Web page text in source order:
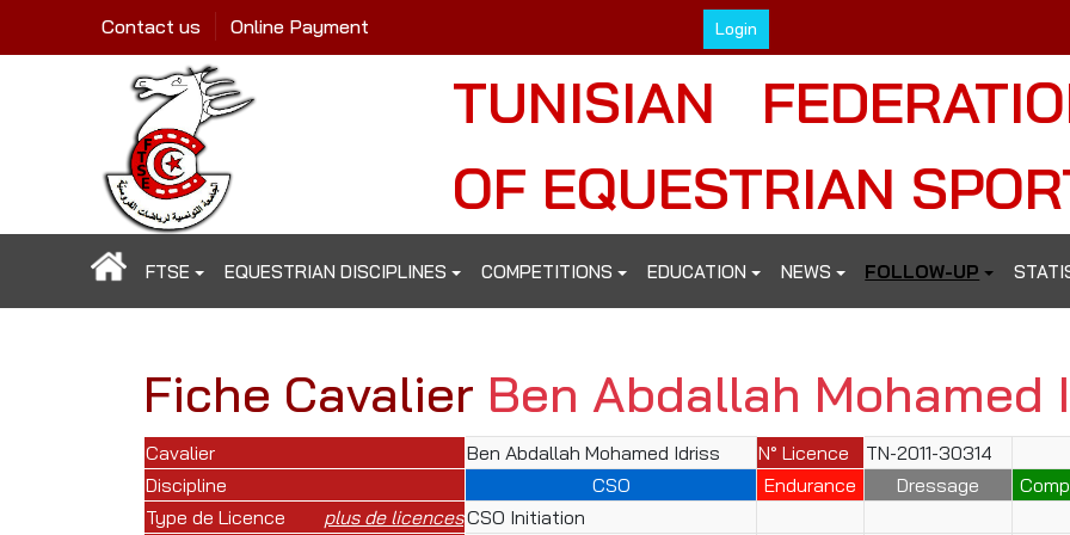
Login
Contact us Online Payment
TUNISIAN
OF EQUESTRIAN
FTSE EQUESTRIAN DISCIPLINES COMPETITIONS EDUCATION NEWS FOLLOW-UP
Fiche Cavalier Ben Abdallah Mohamed
Cavalier Ben Abdallah Mohamed Idriss N° Licence
TN-2011-30314
Discipline
CSO Endurance Dressage
Type de Licence
plus de licencesCSO Initiation